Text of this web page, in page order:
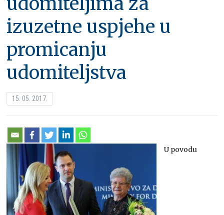
izuzetne uspjehe u
promicanju
udomiteljstva
15. 05. 2017.
U povodu